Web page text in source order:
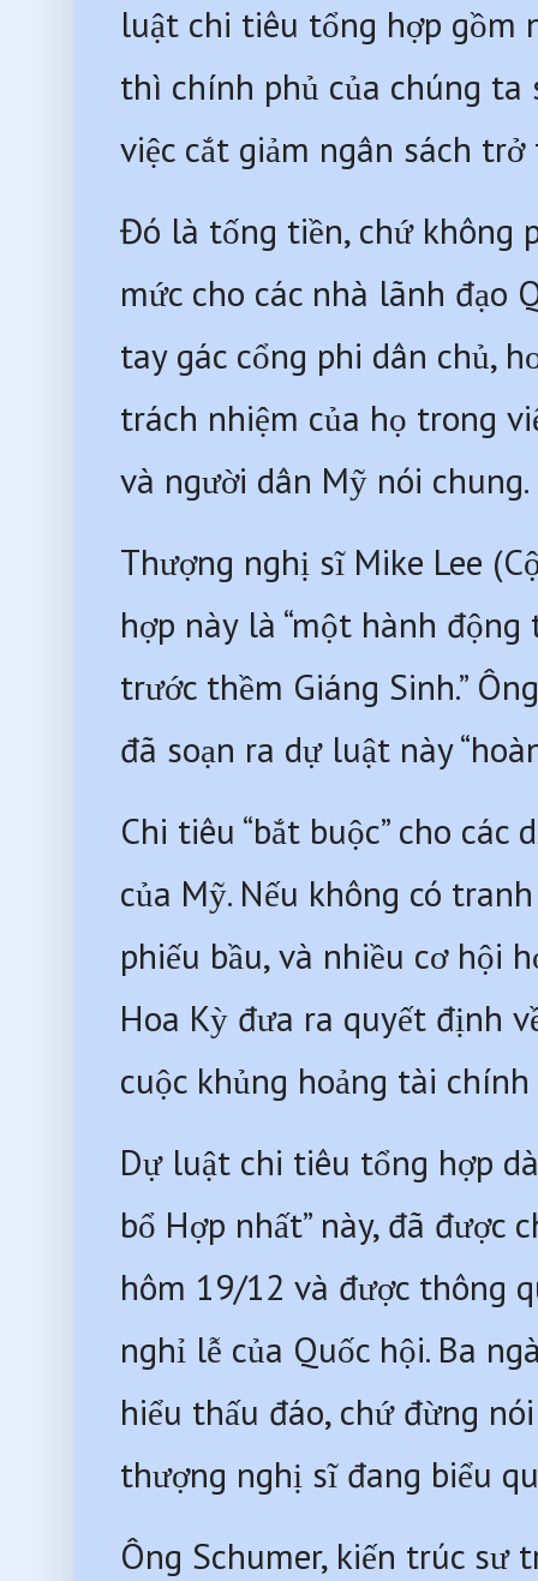
luật chi tiêu tổng hợp gồm
thì chính phủ của chúng ta
việc cắt giảm ngân sách
Đó là tống tiền, chứ không
mức cho các nhà lãnh đạo
tay gác cổng phi dân chủ,
trách nhiệm của họ trong
và người dân Mỹ nói chung.
Thượng nghị sĩ Mike Lee
hợp này là “một hành
trước thềm Giáng Sinh.”
đã soạn ra dự luật này
Chi tiêu “bắt buộc” cho
của Mỹ. Nếu không có
phiếu bầu, và nhiều cơ hội
Hoa Kỳ đưa ra quyết định
cuộc khủng hoảng tài
Dự luật chi tiêu tổng hợp
bổ Hợp nhất” này, đã
hôm 19/12 và được thông
nghỉ lễ của Quốc hội. Ba
hiểu thấu đáo, chứ đừng
thượng nghị sĩ đang biểu
Ông Schumer, kiến trúc sư